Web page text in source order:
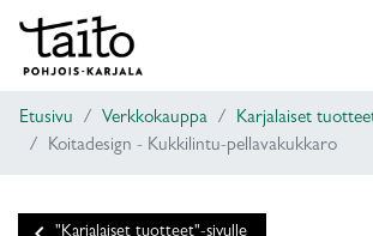
Etusivu Verkkokauppa
Karjalaiset
Koitadesign - Kukkilintu-pellavakukkaro